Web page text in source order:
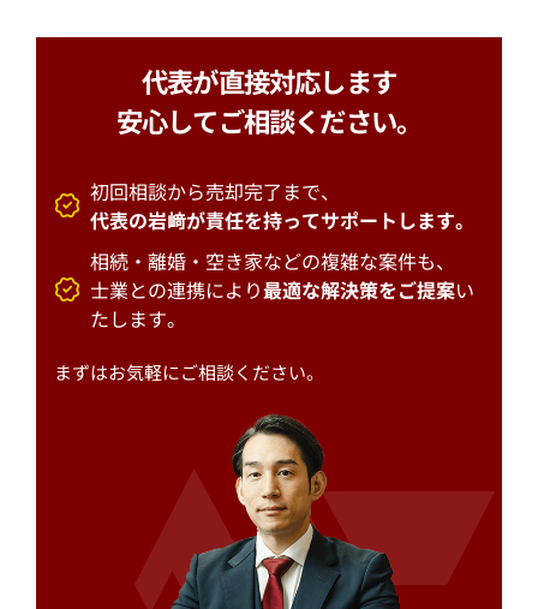
代表が直接対応します
安心してご相談ください。
初回相談から売却完了まで、
代表の岩﨑が責任を持ってサポートします。
相続・離婚・空き家などの複雑な案件も、
士業との連携により最適な解決策をご提案い
たします。
まずはお気軽にご相談ください。